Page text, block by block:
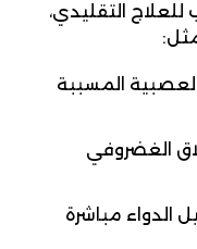
التقليدي،
العصبية المسببة
الغضروفي
الدواء مباشرة